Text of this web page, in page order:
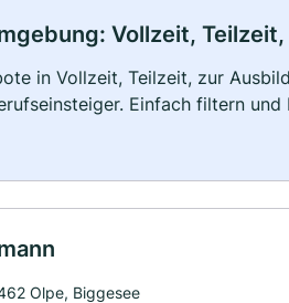
Vollzeit,
in Vollzeit, Teilzeit, zur
Einfach filtern und
Olpe, Biggesee